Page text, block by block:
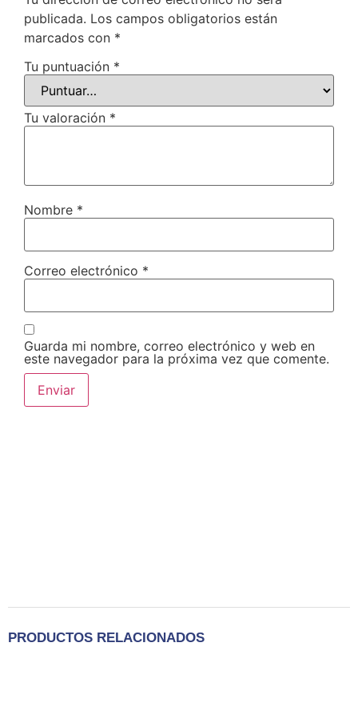
publicada. Los campos obligatorios están
marcados con *
Tu puntuación *
Tu valoración *
Nombre *
Correo electrónico *
Guarda mi nombre, correo electrónico y web en
este navegador para la próxima vez que comente.
PRODUCTOS RELACIONADOS